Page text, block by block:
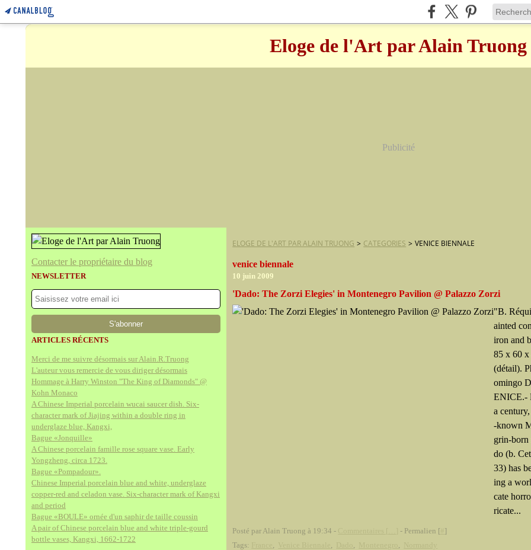
Eloge de l'Art par Alain Truong
Publicité
Contacter le propriétaire du blog
NEWSLETTER
ARTICLES RÉCENTS
Merci de me suivre désormais sur Alain.R.Truong
L'auteur vous remercie de vous diriger désormais
Hommage à Harry Winston "The King of Diamonds" @
Kohn Monaco
A Chinese Imperial porcelain wucai saucer dish. Six-
character mark of Jiajing within a double ring in
underglaze blue, Kangxi,
Bague «Jonquille»
A Chinese porcelain famille rose square vase. Early
Yongzheng, circa 1723.
Bague «Pompadour».
Chinese Imperial porcelain blue and white, underglaze
copper-red and celadon vase. Six-character mark of Kangxi
and period
Bague «BOULE» ornée d'un saphir de taille coussin
A pair of Chinese porcelain blue and white triple-gourd
bottle vases, Kangxi, 1662-1722
ELOGE DE L'ART PAR ALAIN TRUONG > CATEGORIES > VENICE BIENNALE
venice biennale
10 juin 2009
'Dado: The Zorzi Elegies' in Montenegro Pavilion @ Palazzo Zorzi
"B.
ainted
iron and
85 x 60 x
(détail).
omingo
ENICE.-
a
-known
grin-born
do (b.
33) has
ing a
cate
ricate...
Posté par Alain Truong à 19:34 - - Permalien [ ]
Tags:
, , , ,